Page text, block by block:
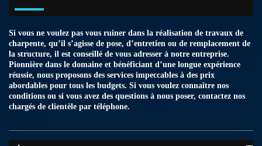
Si vous ne voulez pas vous ruiner dans la réalisation de travaux de
charpente, qu’il s’agisse de pose, d’entretien ou de remplacement de
la structure, il est conseillé de vous adresser à notre entreprise.
Pionnière dans le domaine et bénéficiant d’une longue expérience
réussie, nous proposons des services impeccables à des prix
abordables pour tous les budgets. Si vous voulez connaître nos
conditions ou si vous avez des questions à nous poser, contactez nos
chargés de clientèle par téléphone.